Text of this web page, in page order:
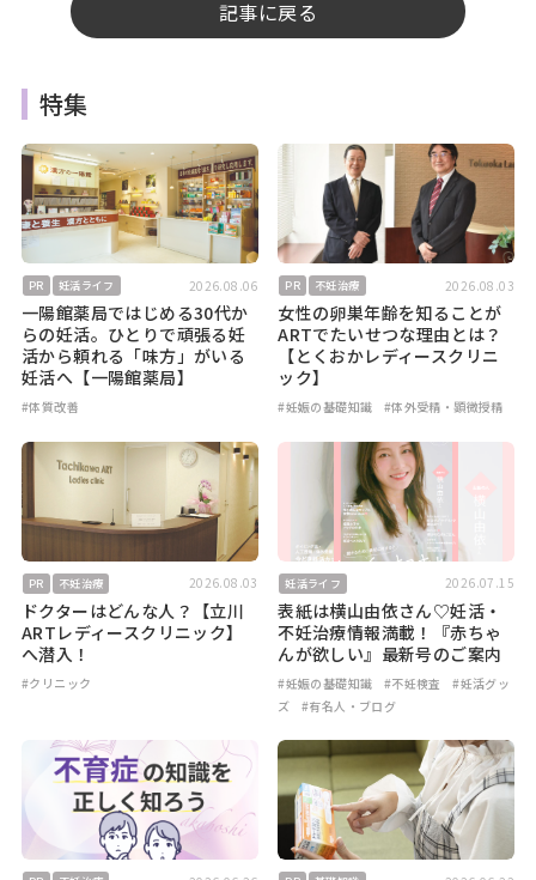
記事に戻る
特集
PR 妊活ライフ 2026.08.06
一陽館薬局ではじめる30代か
らの妊活。ひとりで頑張る妊
活から頼れる「味方」がいる
妊活へ【一陽館薬局】
#体質改善
PR 不妊治療 2026.08.03
女性の卵巣年齢を知ることが
ARTでたいせつな理由とは？
【とくおかレディースクリニ
ック】
#妊娠の基礎知識 #体外受精・顕微授精
PR 不妊治療 2026.08.03
ドクターはどんな人？【立川
ARTレディースクリニック】
へ潜入！
#クリニック
妊活ライフ 2026.07.15
表紙は横山由依さん♡妊活・
不妊治療情報満載！『赤ちゃ
んが欲しい』最新号のご案内
#妊娠の基礎知識 #不妊検査
#妊活グッ
ズ
#有名人・ブログ